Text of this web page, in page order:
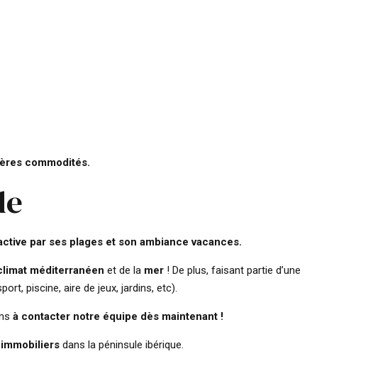
commodités.
par ses plages et son ambiance vacances.
méditerranéen et de la mer ! De plus, faisant partie d’une
piscine, aire de jeux, jardins, etc).
à contacter notre équipe dès maintenant !
dans la péninsule ibérique.